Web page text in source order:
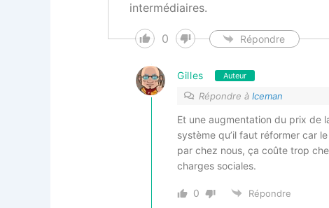
intermédiaires.
0 Répondre
Gilles Auteur
Répondre à Iceman
Et une augmentation du prix de
système qu’il faut réformer car
par chez nous, ça coûte trop
charges sociales.
0 Répondre